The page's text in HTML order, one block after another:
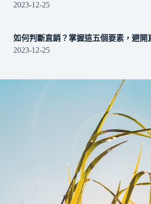
2023-12-25
如何判斷直銷？掌握這五個要素，避開
2023-12-25